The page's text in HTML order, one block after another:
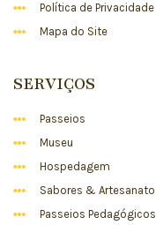
Política de Privacidade
Mapa do Site
SERVIÇOS
Passeios
Museu
Hospedagem
Sabores & Artesanato
Passeios Pedagógicos